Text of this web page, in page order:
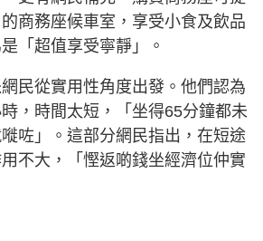
商務座候車室，享受小食及飲品
「超值享受寧靜」。
民從實用性角度出發。他們認為
，時間太短，「坐得65分鐘都未
咗」。這部分網民指出，在短途
不大，「慳返啲錢坐經濟位仲實